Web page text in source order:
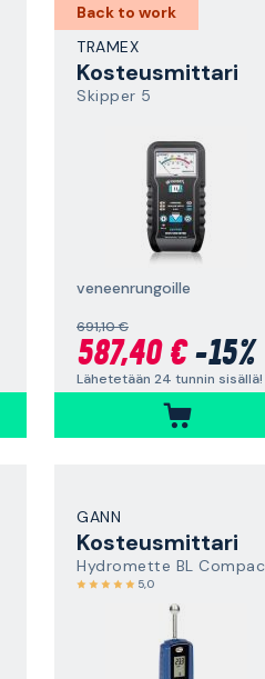
Back to work
TRAMEX
Kosteusmittari
Skipper 5
veneenrungoille
691,10 €
587,40 €-15%
Lähetetään 24 tunnin sisällä!
GANN
Kosteusmittari
5,0